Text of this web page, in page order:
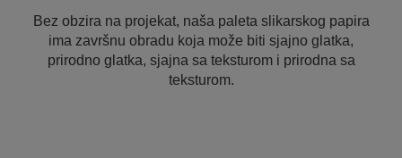
Bez obzira na projekat, naša paleta slikarskog papira
ima završnu obradu koja može biti sjajno glatka,
prirodno glatka, sjajna sa teksturom i prirodna sa
teksturom.